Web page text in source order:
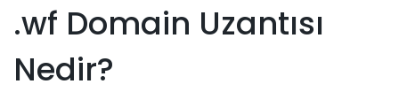
.wf Domain Uzantısı
Nedir?